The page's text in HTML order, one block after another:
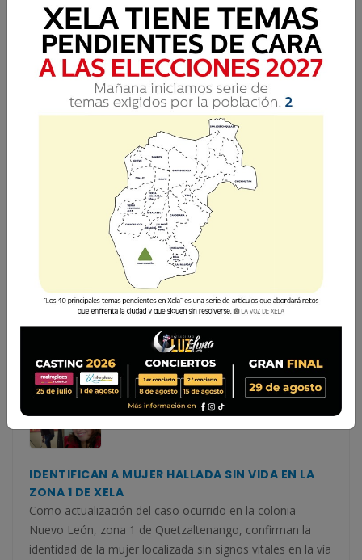
Resultados para: INACIF
INVESTIGAN MUERTE DE MUJER LOCALIZADA EN
ZONA 7 DE XELA
El Ministerio Público (MP) y la Policía Nacional Civil (PNC)
concluyeron este jueves la diligencia de levantamiento del
cadáver de una mujer de aproximadamente 45 años en la
zona 7 de Quetzaltenango, donde las autoridades
El Ministerio Público (MP) y la Policía Nacional Civil
(PNC) concluyeron este jueves la diligencia de
levantamiento del cadáver de una mujer de
aproximadamente 45 años en la zona 7 de
Quetzaltenango, donde las autoridades ...
IDENTIFICAN A MUJER HALLADA SIN VIDA EN LA
ZONA 1 DE XELA
Como actualización del caso ocurrido en la colonia
Nuevo León, zona 1 de Quetzaltenango, confirman la
identidad de la mujer localizada sin signos vitales en la vía